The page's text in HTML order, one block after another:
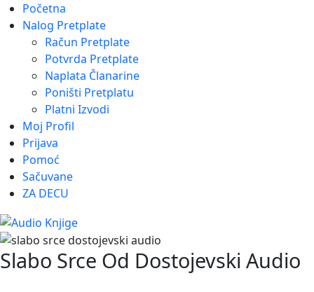
Početna
Nalog Pretplate
Račun Pretplate
Potvrda Pretplate
Naplata Članarine
Poništi Pretplatu
Platni Izvodi
Moj Profil
Prijava
Pomoć
Sačuvane
ZA DECU
Slabo Srce Od Dostojevski Audio